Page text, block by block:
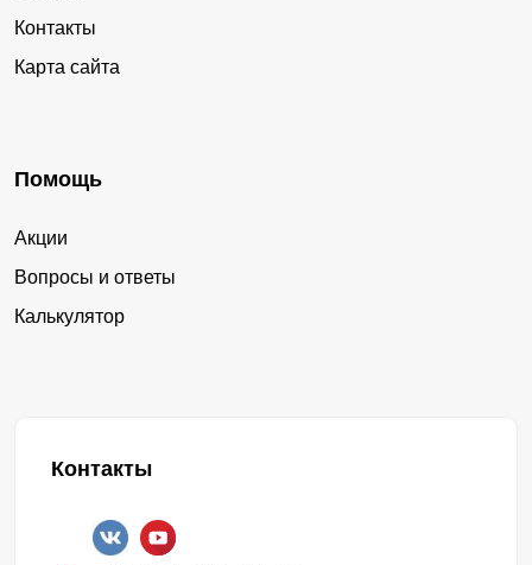
Контакты
Карта сайта
Помощь
Акции
Вопросы и ответы
Калькулятор
Контакты